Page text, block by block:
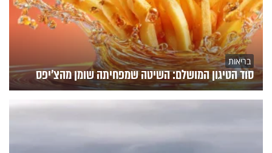
בריאות
סוד הטיגון המושלם: השיטה שמפחיתה שומן מהצ'יפס